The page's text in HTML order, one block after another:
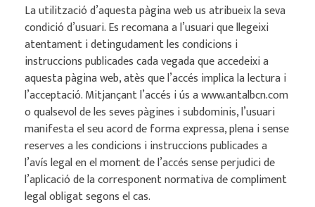
La utilització d’aquesta pàgina web us atribueix la seva
condició d’usuari. Es recomana a l’usuari que llegeixi
atentament i detingudament les condicions i
instruccions publicades cada vegada que accedeixi a
aquesta pàgina web, atès que l’accés implica la lectura i
l’acceptació. Mitjançant l’accés i ús a www.antalbcn.com
o qualsevol de les seves pàgines i subdominis, l’usuari
manifesta el seu acord de forma expressa, plena i sense
reserves a les condicions i instruccions publicades a
l’avís legal en el moment de l’accés sense perjudici de
l’aplicació de la corresponent normativa de compliment
legal obligat segons el cas.